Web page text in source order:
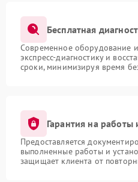
Бесплатная
Современное оборудование
экспресс-диагностику и
сроки, минимизируя время
Гарантия на работы
Предоставляется
выполненные работы и
защищает клиента от